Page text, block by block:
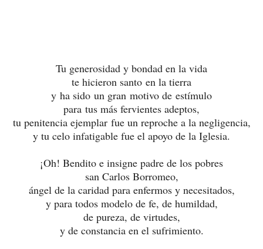
Tu generosidad y bondad en la vida
te hicieron santo en la tierra
y ha sido un gran motivo de estímulo
para tus más fervientes adeptos,
tu penitencia ejemplar fue un reproche a la negligencia,
y tu celo infatigable fue el apoyo de la Iglesia.
¡Oh! Bendito e insigne padre de los pobres
san Carlos Borromeo,
ángel de la caridad para enfermos y necesitados,
y para todos modelo de fe, de humildad,
de pureza, de virtudes,
y de constancia en el sufrimiento.